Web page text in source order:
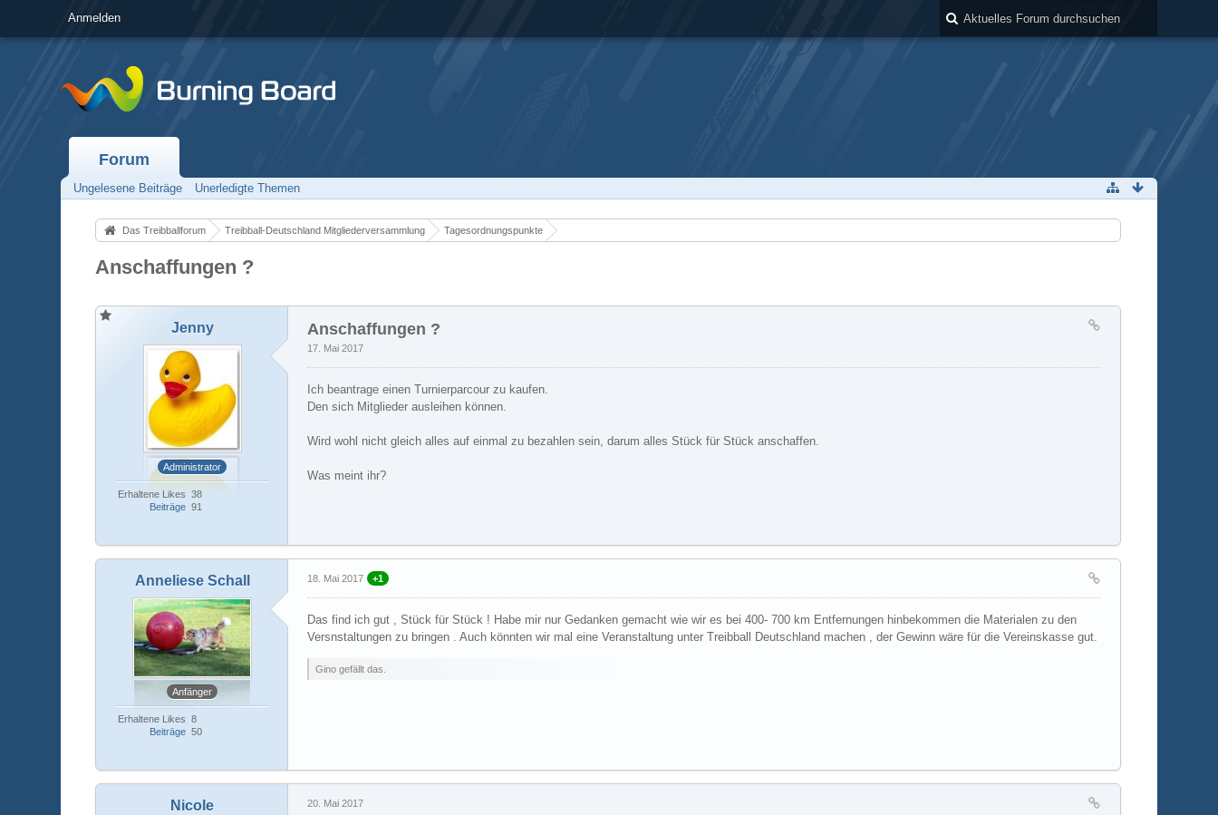
Anmelden
Forum
Ungelesene Beiträge Unerledigte Themen
Das Treibballforum Treibball-Deutschland Mitgliederversammlung Tagesordnungspunkte
Anschaffungen ?
Jenny
Administrator
Erhaltene Likes 38
Beiträge 91
Anschaffungen ?
17. Mai 2017
Ich beantrage einen Turnierparcour zu kaufen.
Den sich Mitglieder ausleihen können.
Wird wohl nicht gleich alles auf einmal zu bezahlen sein, darum alles Stück für Stück anschaffen.
Was meint ihr?
Anneliese Schall
Anfänger
Erhaltene Likes 8
Beiträge 50
18. Mai 2017 +1
Das find ich gut , Stück für Stück ! Habe mir nur Gedanken gemacht wie wir es bei 400- 700 km Entfernungen hinbekommen die Materialen zu den
Versnstaltungen zu bringen . Auch könnten wir mal eine Veranstaltung unter Treibball Deutschland machen , der Gewinn wäre für die Vereinskasse gut.
Gino gefällt das.
Nicole 20. Mai 2017